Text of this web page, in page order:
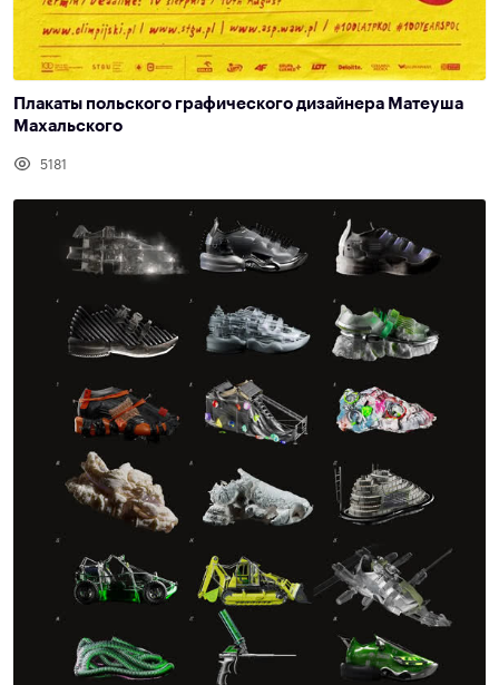
Плакаты польского графического дизайнера Матеуша
Махальского
5181